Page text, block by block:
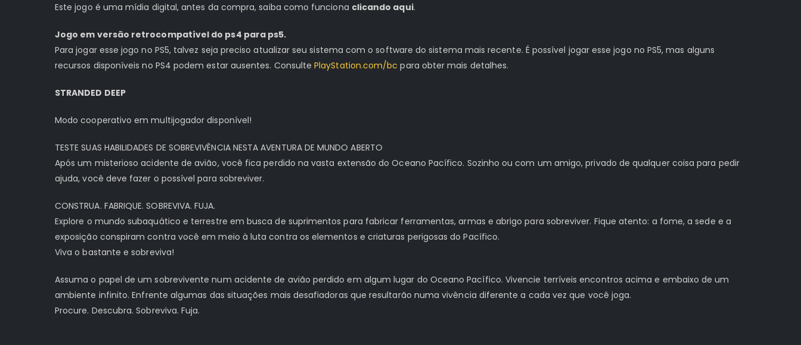
Este jogo é uma mídia digital, antes da compra, saiba como funciona clicando aqui.
Jogo em versão retrocompatível do ps4 para ps5.
Para jogar esse jogo no PS5, talvez seja preciso atualizar seu sistema com o software do sistema mais recente. É possível jogar esse jogo no PS5, mas alguns
recursos disponíveis no PS4 podem estar ausentes. ConsultePlayStation.com/bc para obter mais detalhes.
STRANDED DEEP
Modo cooperativo em multijogador disponível!
TESTE SUAS HABILIDADES DE SOBREVIVÊNCIA NESTA AVENTURA DE MUNDO ABERTO
Após um misterioso acidente de avião, você fica perdido na vasta extensão do Oceano Pacífico. Sozinho ou com um amigo, privado de qualquer coisa para pedir
ajuda, você deve fazer o possível para sobreviver.
CONSTRUA. FABRIQUE. SOBREVIVA. FUJA.
Explore o mundo subaquático e terrestre em busca de suprimentos para fabricar ferramentas, armas e abrigo para sobreviver. Fique atento: a fome, a sede e a
exposição conspiram contra você em meio à luta contra os elementos e criaturas perigosas do Pacífico.
Viva o bastante e sobreviva!
Assuma o papel de um sobrevivente num acidente de avião perdido em algum lugar do Oceano Pacífico. Vivencie terríveis encontros acima e embaixo de um
ambiente infinito. Enfrente algumas das situações mais desafiadoras que resultarão numa vivência diferente a cada vez que você joga.
Procure. Descubra. Sobreviva. Fuja.